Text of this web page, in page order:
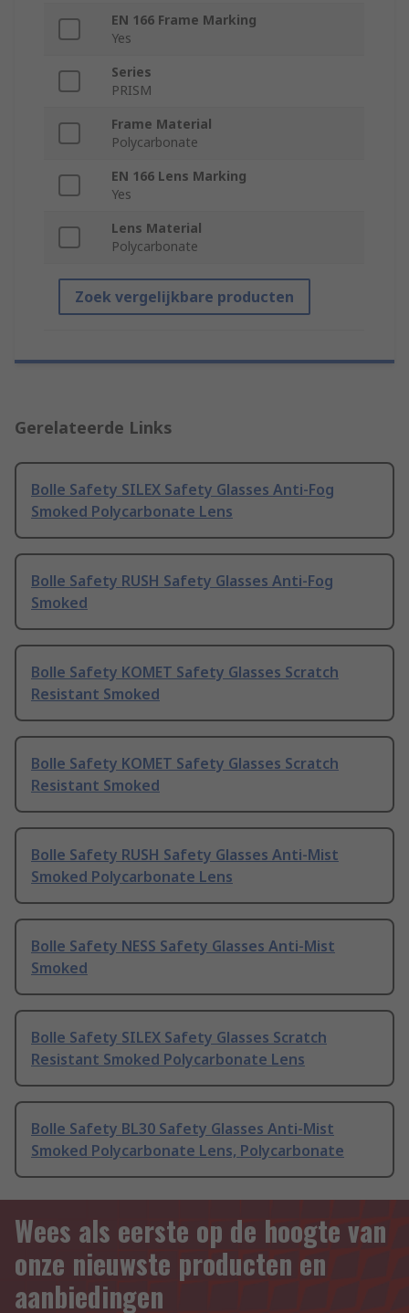
EN 166 Frame Marking
Yes
Series
PRISM
Frame Material
Polycarbonate
EN 166 Lens Marking
Yes
Lens Material
Polycarbonate
Zoek vergelijkbare producten
Gerelateerde Links
Bolle Safety SILEX Safety Glasses Anti-Fog
Smoked Polycarbonate Lens
Bolle Safety RUSH Safety Glasses Anti-Fog
Smoked
Bolle Safety KOMET Safety Glasses Scratch
Resistant Smoked
Bolle Safety KOMET Safety Glasses Scratch
Resistant Smoked
Bolle Safety RUSH Safety Glasses Anti-Mist
Smoked Polycarbonate Lens
Bolle Safety NESS Safety Glasses Anti-Mist
Smoked
Bolle Safety SILEX Safety Glasses Scratch
Resistant Smoked Polycarbonate Lens
Bolle Safety BL30 Safety Glasses Anti-Mist
Smoked Polycarbonate Lens, Polycarbonate
Wees als eerste op de hoogte van
onze nieuwste producten en
aanbiedingen